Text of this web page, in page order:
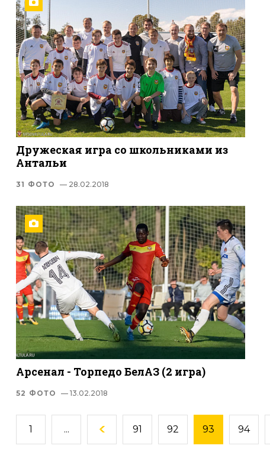
Дружеская игра со школьниками из
Антальи
31 ФОТО — 28.02.2018
Арсенал - Торпедо БелАЗ (2 игра)
52 ФОТО — 13.02.2018
1 ... 91 92 93 94